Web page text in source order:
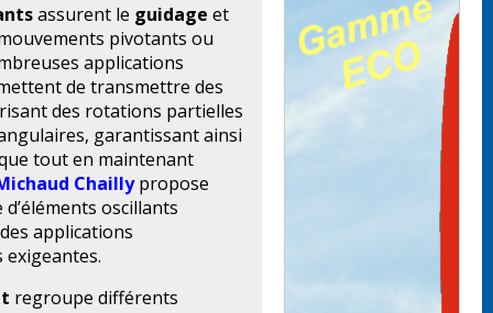
assurent le guidageet
pivotants ou
applications
de transmettre des
des rotations partielles
garantissant ainsi
tout en maintenant
Chaillypropose
oscillants
applications
exigeantes.
regroupe différents